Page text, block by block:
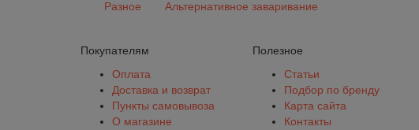
Разное Альтернативное заваривание
Покупателям
Оплата
Доставка и возврат
Пункты самовывоза
О магазине
Полезное
Статьи
Подбор по бренду
Карта сайта
Контакты